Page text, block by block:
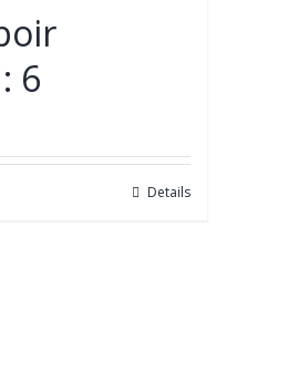
6
Details